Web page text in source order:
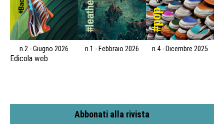
n.2 - Giugno 2026 n.1 - Febbraio 2026 n.4 - Dicembre 2025
Edicola web
Abbonati alla rivista